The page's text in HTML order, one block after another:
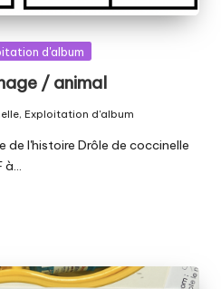
d'album
/ animal
,Exploitation d'album
de l'histoire Drôle de coccinelle
à…